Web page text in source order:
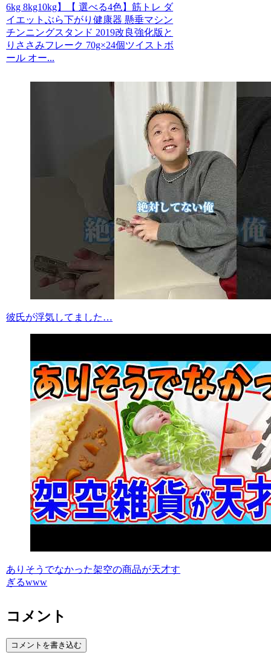
6kg 8kg10kg】【 選べる4色】筋トレ ダ
イエットぶら下がり健康器 懸垂マシン
チンニングスタンド 2019改良強化版と
りささみフレーク 70g×24個ツイストボ
ール オー...
彼氏が浮気してました…
ありそうでなかった架空の商品が天才す
ぎるwww
コメント
コメントを書き込む